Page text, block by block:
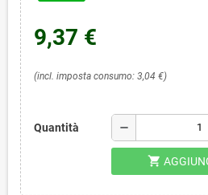
9,37 €
(incl. imposta consumo: 3,04 €)
Quantità remove
shopping_cart